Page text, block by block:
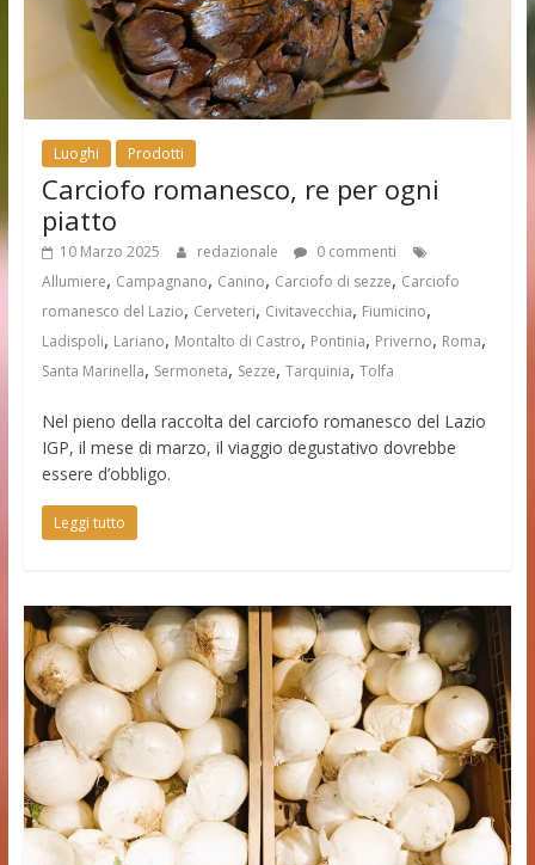
Luoghi Prodotti
Carciofo romanesco, re per ogni
piatto
10 Marzo 2025 redazionale
0 commenti
Allumiere, Campagnano, Canino, Carciofo di sezze, Carciofo
romanesco del Lazio, Cerveteri, Civitavecchia, Fiumicino,
Ladispoli, Lariano, Montalto di Castro, Pontinia, Priverno, Roma,
Santa Marinella, Sermoneta, Sezze, Tarquinia, Tolfa
Nel pieno della raccolta del carciofo romanesco del Lazio
IGP, il mese di marzo, il viaggio degustativo dovrebbe
essere d’obbligo.
Leggi tutto